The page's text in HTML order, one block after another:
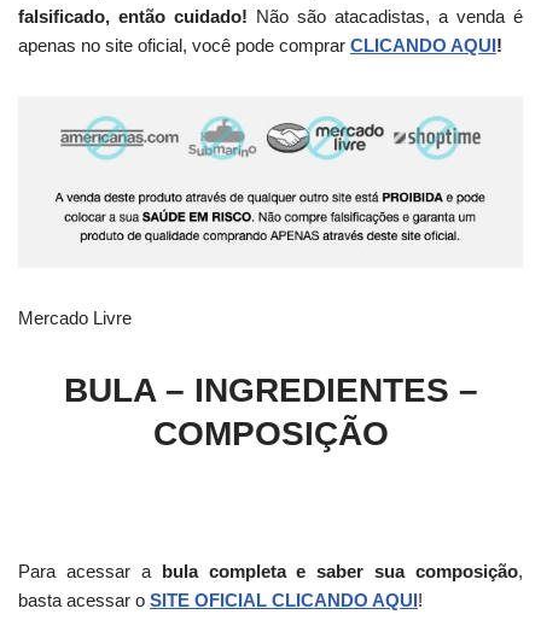
falsificado, então cuidado! Não são atacadistas, a venda é
apenas no site oficial, você pode comprar CLICANDO AQUI!
Mercado Livre
BULA – INGREDIENTES –
COMPOSIÇÃO
Para acessar a bula completa e saber sua composição,
basta acessar o SITE OFICIAL CLICANDO AQUI!